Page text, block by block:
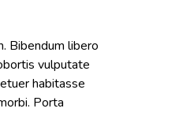
Bibendum libero
vulputate
habitasse
Porta